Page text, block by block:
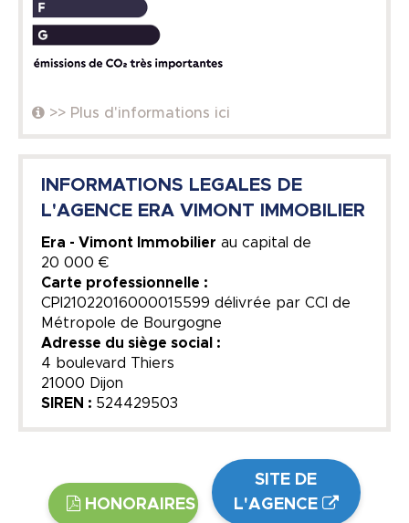
>> Plus d'informations ici
INFORMATIONS LEGALES DE
L'AGENCE ERA VIMONT IMMOBILIER
Era - Vimont Immobilier au capital de
20 000 €
Carte professionnelle :
CPI21022016000015599 délivrée par CCI de
Métropole de Bourgogne
Adresse du siège social :
4 boulevard Thiers
21000 Dijon
SIREN : 524429503
HONORAIRES
SITE DE
L'AGENCE